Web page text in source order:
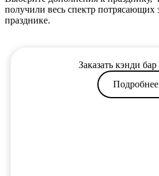
получили весь спектр
празднике.
Заказать кэнди
Подробнее